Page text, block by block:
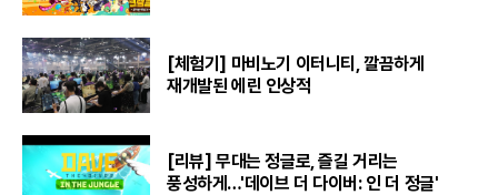
[체험기] 마비노기 이터니티, 깔끔하게
재개발된 에린 인상적
[리뷰] 무대는 정글로, 즐길 거리는
풍성하게…'데이브 더 다이버: 인 더 정글'